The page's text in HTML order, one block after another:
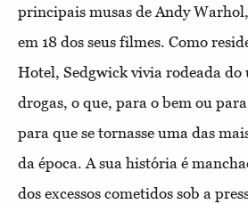
principais musas de Andy
em 18 dos seus filmes. Como
Hotel, Sedgwick vivia rodeada do
drogas, o que, para o bem ou
para que se tornasse uma das
da época. A sua história é
dos excessos cometidos sob a